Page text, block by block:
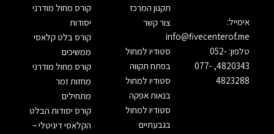
אימייל:
info@fivecenterof.me
טלפון: 052-
4820343
,
077-
4823288
תקנון המרכז
צור קשר
סטודיו למחול
בפתח תקווה
סטודיו למחול
בנאות אפקה
סטודיו למחול
בגבעתיים
קורס מחול מודרני
יסודות
קורס בלט קלאסי
ממשיכים
קורס מחול מודרני
מחזות זמר
מתחילים
קורס יסודות הבלט
הקלאסי דיגיטלי –